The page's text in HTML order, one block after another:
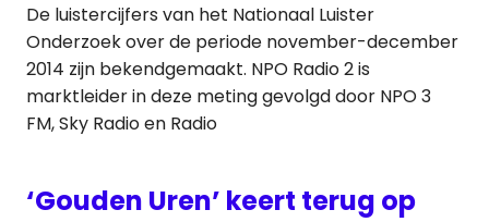
De luistercijfers van het Nationaal Luister
Onderzoek over de periode november-december
2014 zijn bekendgemaakt. NPO Radio 2 is
marktleider in deze meting gevolgd door NPO 3
FM, Sky Radio en Radio
‘Gouden Uren’ keert terug op